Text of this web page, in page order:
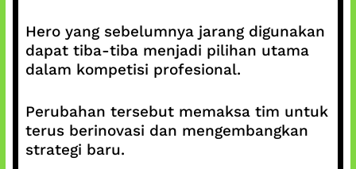
Hero yang sebelumnya jarang digunakan
dapat tiba-tiba menjadi pilihan utama
dalam kompetisi profesional.
Perubahan tersebut memaksa tim untuk
terus berinovasi dan mengembangkan
strategi baru.